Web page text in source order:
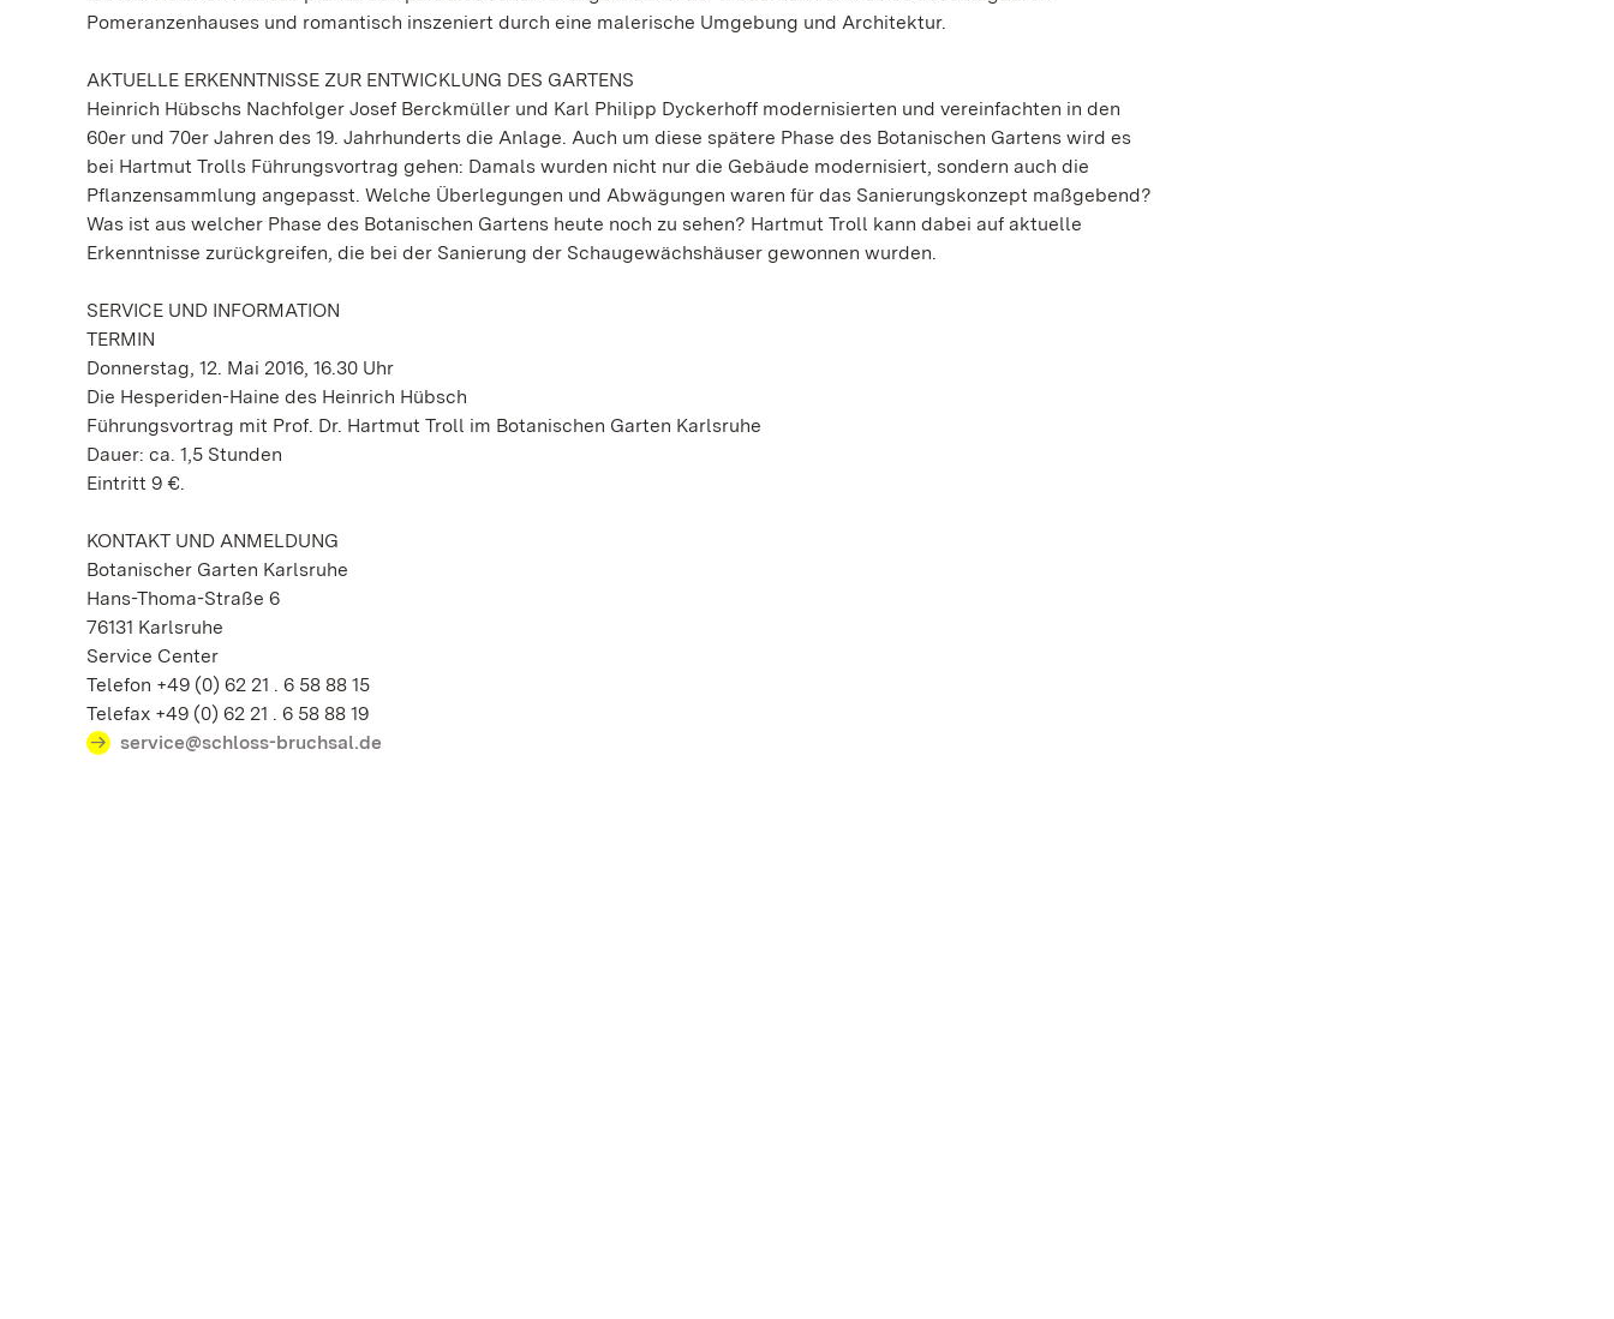
Pomeranzenhauses und romantisch inszeniert durch eine malerische Umgebung und Architektur.
AKTUELLE ERKENNTNISSE ZUR ENTWICKLUNG DES GARTENS
Heinrich Hübschs Nachfolger Josef Berckmüller und Karl Philipp Dyckerhoff modernisierten und vereinfachten in den
60er und 70er Jahren des 19. Jahrhunderts die Anlage. Auch um diese spätere Phase des Botanischen Gartens wird es
bei Hartmut Trolls Führungsvortrag gehen: Damals wurden nicht nur die Gebäude modernisiert, sondern auch die
Pflanzensammlung angepasst. Welche Überlegungen und Abwägungen waren für das Sanierungskonzept maßgebend?
Was ist aus welcher Phase des Botanischen Gartens heute noch zu sehen? Hartmut Troll kann dabei auf aktuelle
Erkenntnisse zurückgreifen, die bei der Sanierung der Schaugewächshäuser gewonnen wurden.
SERVICE UND INFORMATION
TERMIN
Donnerstag, 12. Mai 2016, 16.30 Uhr
Die Hesperiden-Haine des Heinrich Hübsch
Führungsvortrag mit Prof. Dr. Hartmut Troll im Botanischen Garten Karlsruhe
Dauer: ca. 1,5 Stunden
Eintritt 9 €.
KONTAKT UND ANMELDUNG
Botanischer Garten Karlsruhe
Hans-Thoma-Straße 6
76131 Karlsruhe
Service Center
Telefon +49 (0) 62 21 . 6 58 88 15
Telefax +49 (0) 62 21 . 6 58 88 19
service@schloss-bruchsal.de